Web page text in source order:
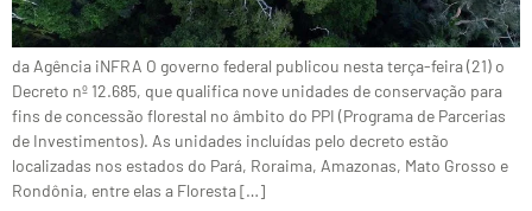
da Agência iNFRA O governo federal publicou nesta terça-feira (21) o
Decreto nº 12.685, que qualifica nove unidades de conservação para
fins de concessão florestal no âmbito do PPI (Programa de Parcerias
de Investimentos). As unidades incluídas pelo decreto estão
localizadas nos estados do Pará, Roraima, Amazonas, Mato Grosso e
Rondônia, entre elas a Floresta […]